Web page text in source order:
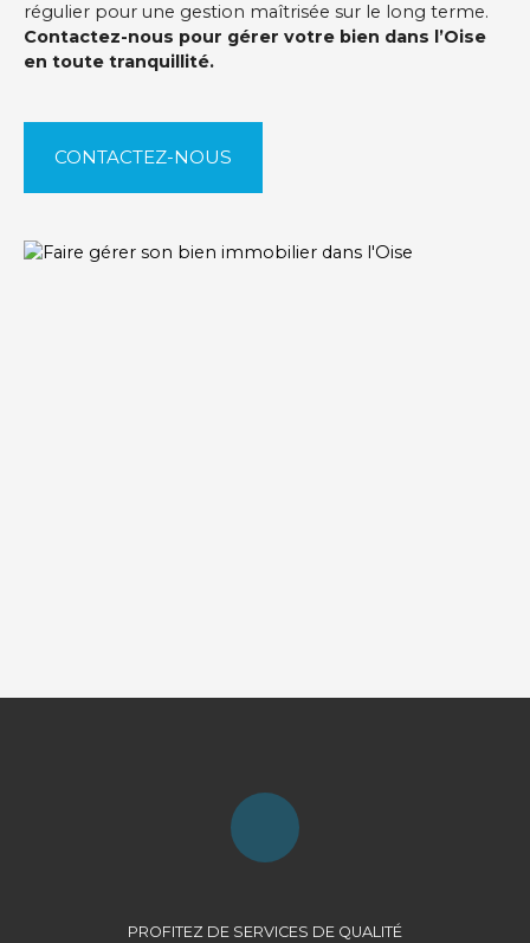
régulier pour une gestion maîtrisée sur le long terme.
Contactez-nous pour gérer votre bien dans l’Oise
en toute tranquillité.
CONTACTEZ-NOUS
PROFITEZ DE SERVICES DE QUALITÉ